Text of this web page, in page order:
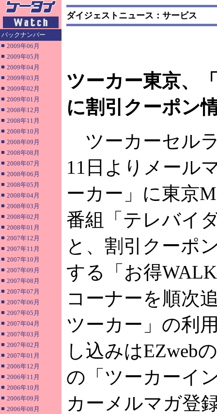
バックナンバー
■ 2009年06月
■ 2009年05月
■ 2009年04月
■ 2009年03月
■ 2009年02月
■ 2009年01月
■ 2008年12月
■ 2008年11月
■ 2008年10月
■ 2008年09月
■ 2008年08月
■ 2008年07月
■ 2008年06月
■ 2008年05月
■ 2008年04月
■ 2008年03月
■ 2008年02月
■ 2008年01月
■ 2007年12月
■ 2007年11月
■ 2007年10月
■ 2007年09月
■ 2007年08月
■ 2007年07月
■ 2007年06月
■ 2007年05月
■ 2007年04月
■ 2007年03月
■ 2007年02月
■ 2007年01月
■ 2006年12月
■ 2006年11月
■ 2006年10月
■ 2006年09月
■ 2006年08月
ダイジェストニュース：サービス
ツーカー東京、
に割引クーポン
ツーカーセル
11日よりメール
ーカー」に東京
番組「テレバイ
と、割引クーポ
する「お得
コーナーを順次
ツーカー」の利
し込みはEZweb
の「ツーカーイ
カーメルマガ登